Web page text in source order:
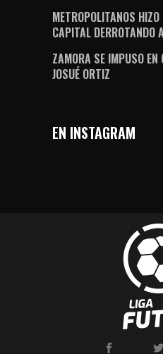
METROPOLITANOS
CAPITAL DERROTANDO
ZAMORA SE IMPUSO
JOSUÉ ORTIZ
EN INSTAGRAM